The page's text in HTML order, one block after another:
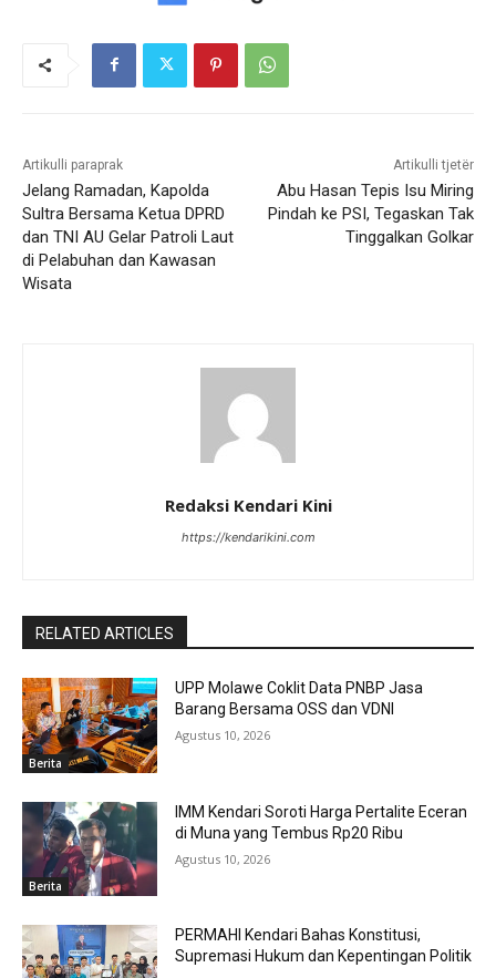
Artikulli paraprak
Jelang Ramadan, Kapolda
Sultra Bersama Ketua DPRD
dan TNI AU Gelar Patroli Laut
di Pelabuhan dan Kawasan
Wisata
Artikulli tjetër
Abu Hasan Tepis Isu Miring
Pindah ke PSI, Tegaskan Tak
Tinggalkan Golkar
Redaksi Kendari Kini
https://kendarikini.com
RELATED ARTICLES
Berita
UPP Molawe Coklit Data PNBP Jasa
Barang Bersama OSS dan VDNI
Agustus 10, 2026
Berita
IMM Kendari Soroti Harga Pertalite Eceran
di Muna yang Tembus Rp20 Ribu
Agustus 10, 2026
PERMAHI Kendari Bahas Konstitusi,
Supremasi Hukum dan Kepentingan Politik